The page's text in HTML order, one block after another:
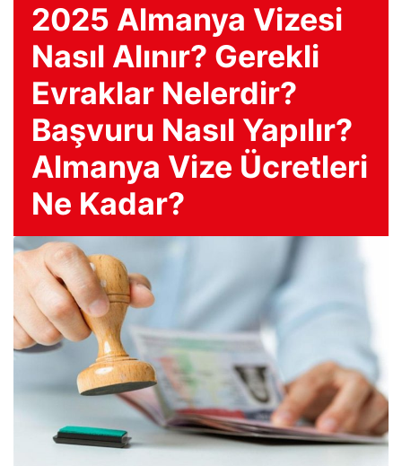
2025 Almanya Vizesi
Nasıl Alınır? Gerekli
Evraklar Nelerdir?
Başvuru Nasıl Yapılır?
Almanya Vize Ücretleri
Ne Kadar?